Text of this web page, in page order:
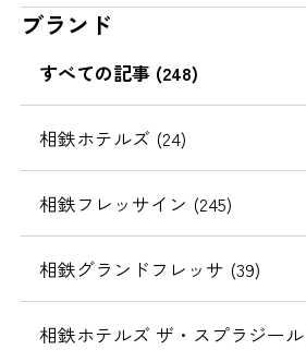
ブランド
すべての記事 (248)
相鉄ホテルズ (24)
相鉄フレッサイン (245)
相鉄グランドフレッサ (39)
相鉄ホテルズ ザ・スプラジー